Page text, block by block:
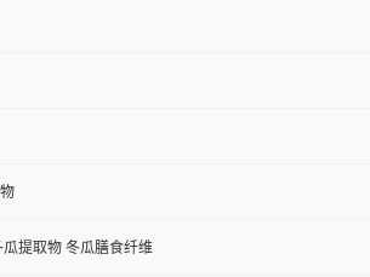
瓜提取物 冬瓜膳食纤维